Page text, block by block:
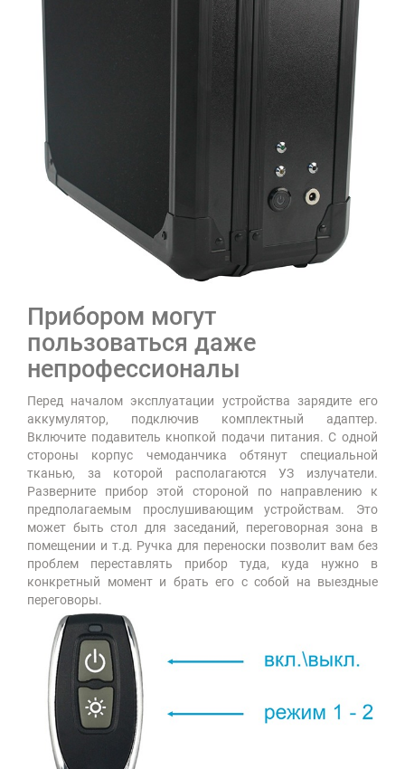
Прибором могут
пользоваться даже
непрофессионалы
Перед началом эксплуатации устройства зарядите его
аккумулятор, подключив комплектный адаптер.
Включите подавитель кнопкой подачи питания. С одной
стороны корпус чемоданчика обтянут специальной
тканью, за которой располагаются УЗ излучатели.
Разверните прибор этой стороной по направлению к
предполагаемым прослушивающим устройствам. Это
может быть стол для заседаний, переговорная зона в
помещении и т.д. Ручка для переноски позволит вам без
проблем переставлять прибор туда, куда нужно в
конкретный момент и брать его с собой на выездные
переговоры.